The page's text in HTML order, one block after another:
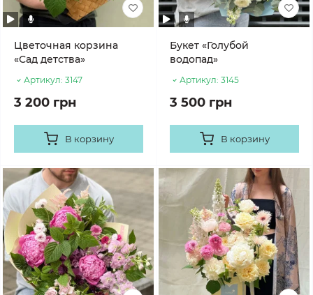
Цветочная корзина
«Сад детства»
Артикул: 3147
3 200 грн
В корзину
Букет «Голубой
водопад»
Артикул: 3145
3 500 грн
В корзину